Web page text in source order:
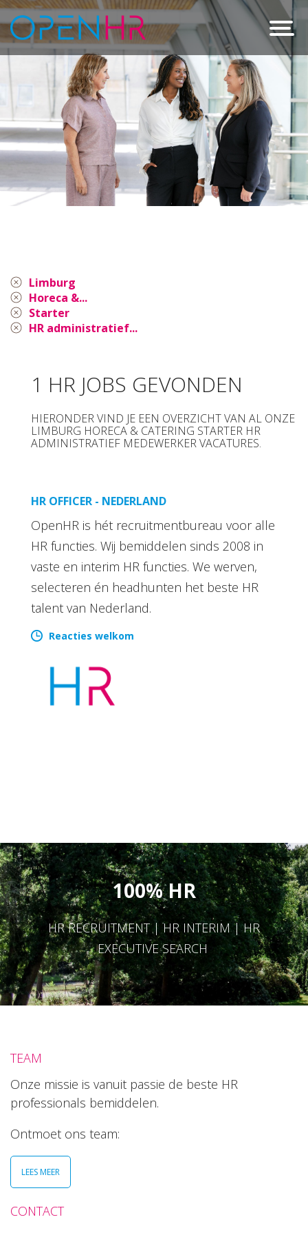
Limburg
Horeca &...
Starter
HR administratief...
1 HR JOBS GEVONDEN
HIERONDER VIND JE EEN OVERZICHT VAN AL ONZE
LIMBURG HORECA & CATERING STARTER HR
ADMINISTRATIEF MEDEWERKER VACATURES.
HR OFFICER - NEDERLAND
OpenHR is hét recruitmentbureau voor alle
HR functies. Wij bemiddelen sinds 2008 in
vaste en interim HR functies. We werven,
selecteren én headhunten het beste HR
talent van Nederland.
Reacties welkom
100% HR
HR RECRUITMENT | HR INTERIM | HR
EXECUTIVE SEARCH
TEAM
Onze missie is vanuit passie de beste HR
professionals bemiddelen.
Ontmoet ons team:
LEES MEER
CONTACT